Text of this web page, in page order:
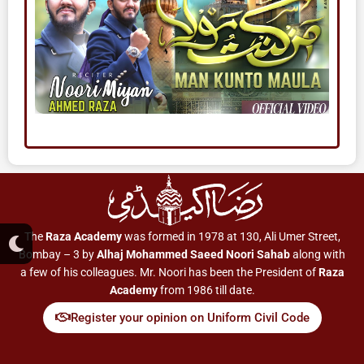
TheRaza Academywas formed in 1978 at 130, Ali Umer Street,
Bombay – 3 byAlhaj Mohammed Saeed Noori Sahabalong with
a few of his colleagues. Mr. Noori has been the President ofRaza
Academyfrom 1986 till date.
Register your opinion on Uniform Civil Code
M
o
o
n